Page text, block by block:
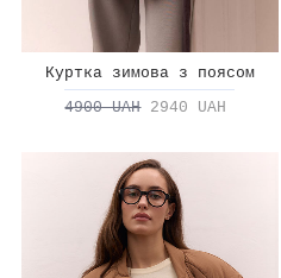
Куртка зимова з поясом
4900 UAH 2940 UAH